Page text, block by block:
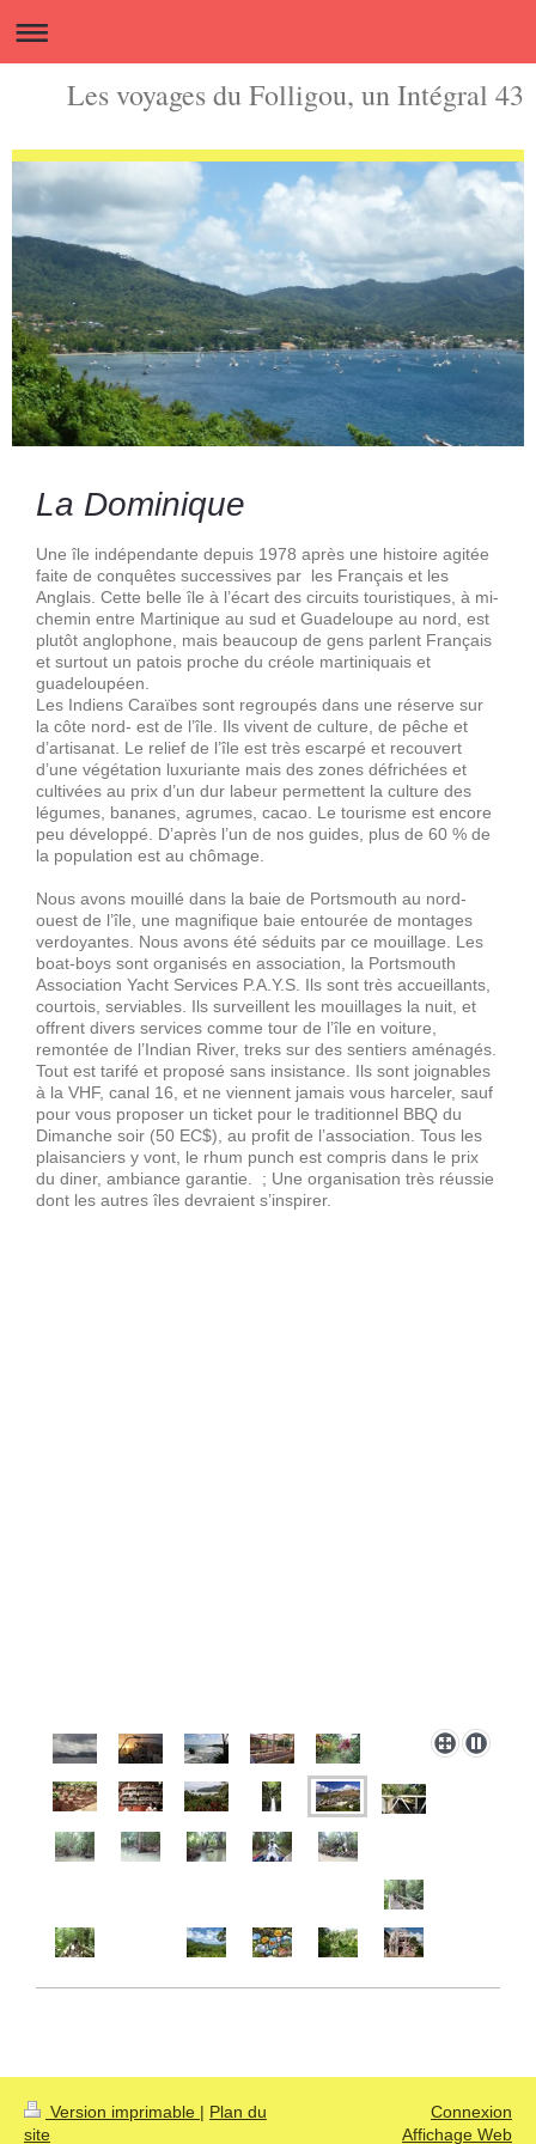
Les voyages du Folligou, un Intégral 43
La Dominique
Une île indépendante depuis 1978 après une histoire agitée
faite de conquêtes successives par les Français et les
Anglais. Cette belle île à l’écart des circuits touristiques, à mi-
chemin entre Martinique au sud et Guadeloupe au nord, est
plutôt anglophone, mais beaucoup de gens parlent Français
et surtout un patois proche du créole martiniquais et
guadeloupéen.
Les Indiens Caraïbes sont regroupés dans une réserve sur
la côte nord- est de l’île. Ils vivent de culture, de pêche et
d’artisanat. Le relief de l’île est très escarpé et recouvert
d’une végétation luxuriante mais des zones défrichées et
cultivées au prix d’un dur labeur permettent la culture des
légumes, bananes, agrumes, cacao. Le tourisme est encore
peu développé. D’après l’un de nos guides, plus de 60 % de
la population est au chômage.
Nous avons mouillé dans la baie de Portsmouth au nord-
ouest de l’île, une magnifique baie entourée de montages
verdoyantes. Nous avons été séduits par ce mouillage. Les
boat-boys sont organisés en association, la Portsmouth
Association Yacht Services P.A.Y.S. Ils sont très accueillants,
courtois, serviables. Ils surveillent les mouillages la nuit, et
offrent divers services comme tour de l’île en voiture,
remontée de l’Indian River, treks sur des sentiers aménagés.
Tout est tarifé et proposé sans insistance. Ils sont joignables
à la VHF, canal 16, et ne viennent jamais vous harceler, sauf
pour vous proposer un ticket pour le traditionnel BBQ du
Dimanche soir (50 EC$), au profit de l’association. Tous les
plaisanciers y vont, le rhum punch est compris dans le prix
du diner, ambiance garantie. ; Une organisation très réussie
dont les autres îles devraient s’inspirer.
Version imprimable | Plan du
site
Connexion
Affichage Web